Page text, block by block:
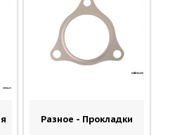
Разное - Прокладки